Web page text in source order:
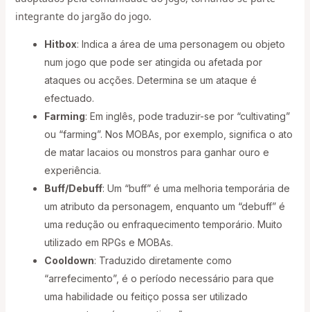
integrante do jargão do jogo.
Hitbox: Indica a área de uma personagem ou objeto
num jogo que pode ser atingida ou afetada por
ataques ou acções. Determina se um ataque é
efectuado.
Farming: Em inglês, pode traduzir-se por “cultivating”
ou “farming”. Nos MOBAs, por exemplo, significa o ato
de matar lacaios ou monstros para ganhar ouro e
experiência.
Buff/Debuff: Um “buff” é uma melhoria temporária de
um atributo da personagem, enquanto um “debuff” é
uma redução ou enfraquecimento temporário. Muito
utilizado em RPGs e MOBAs.
Cooldown: Traduzido diretamente como
“arrefecimento”, é o período necessário para que
uma habilidade ou feitiço possa ser utilizado